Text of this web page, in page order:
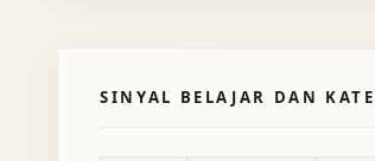
SINYAL BELAJAR DAN